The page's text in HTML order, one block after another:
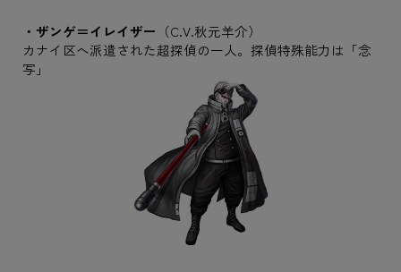
・ザンゲ＝イレイザー （C.V.秋元羊介）
カナイ区へ派遣された超探偵の一人。探偵特殊能力は「念
写」